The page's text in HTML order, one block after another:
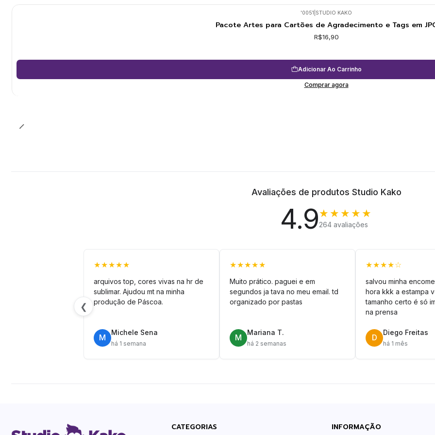
'0051 STUDIO KAKO
Pacote Artes para Cartões de Agradecimento e Tags em
R$16,90
Adicionar Ao Carrinho
Comprar agora
Avaliações de produtos Studio Kako
4.9★★★★★
264 avaliações
❮
★★★★★
arquivos top, cores vivas na hr de
sublimar. Ajudou mt na minha
produção de Páscoa.
M
Michele Sena
há 1 semana
★★★★★
Muito prático. paguei e em
segundos ja tava no meu email. td
organizado por pastas
M
Mariana T.
há 2 semanas
★★★★☆
salvou minha
hora kkk a estampa
tamanho certo é só
na prensa
D
Diego Freitas
há 1 mês
CATEGORIAS INFORMAÇÃO